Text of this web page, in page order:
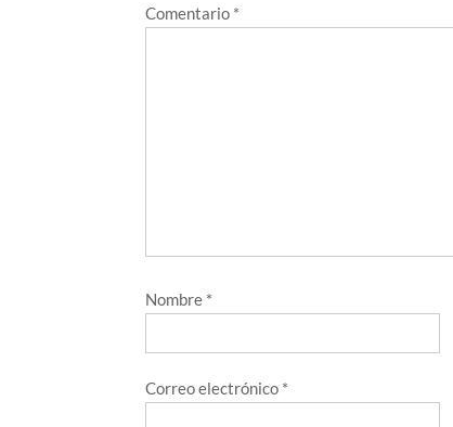
Comentario *
Nombre *
Correo electrónico *